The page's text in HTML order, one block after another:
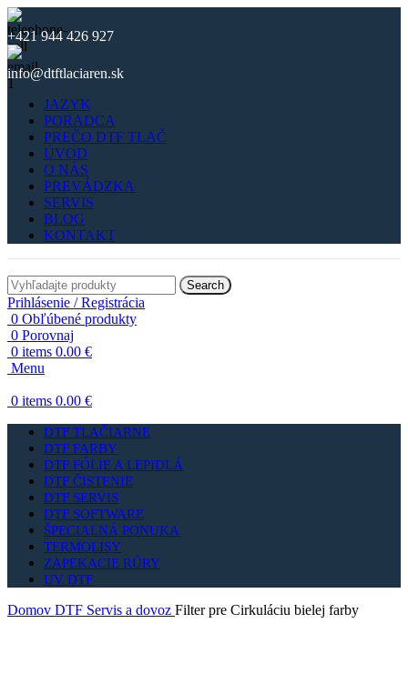
+421 944 426 927
info@dtftlaciaren.sk
JAZYK
PORADCA
PREČO DTF TLAČ
ÚVOD
O NÁS
PREVÁDZKA
SERVIS
BLOG
KONTAKT
Search
Prihlásenie / Registrácia
0 Obľúbené produkty
0 Porovnaj
0 items 0.00 €
Menu
0 items 0.00 €
DTF TLAČIARNE
DTF FARBY
DTF FÓLIE A LEPIDLÁ
DTF ČISTENIE
DTF SERVIS
DTF SOFTWARE
ŠPECIALNÁ PONUKA
TERMOLISY
ZAPEKACIE RÚRY
UV DTF
Domov DTF Servis a dovoz Filter pre Cirkuláciu bielej farby